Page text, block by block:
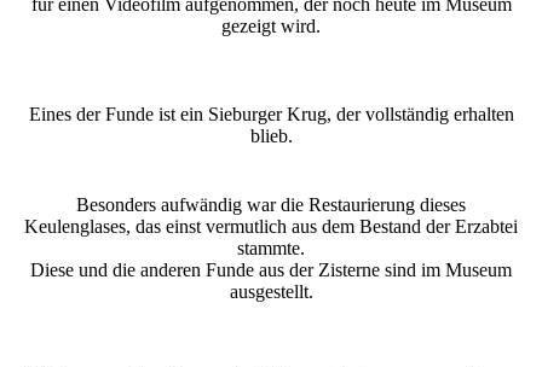
gezeigt wird.
Eines der Funde ist ein Sieburger Krug, der vollständig erhalten
blieb.
Besonders aufwändig war die Restaurierung dieses
Keulenglases, das einst vermutlich aus dem Bestand der Erzabtei
stammte.
Diese und die anderen Funde aus der Zisterne sind im Museum
ausgestellt.